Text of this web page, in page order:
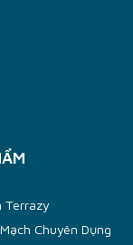
Terrazy
Chuyên Dụng